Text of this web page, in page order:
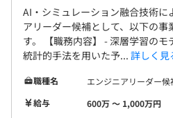
AI・シミュレーション融合技術に
アリーダー候補として、以下の事
す。 【職務内容】 - 深層学習の
統計的手法を用いた予... 詳しく見
職種名
エンジニアリーダー候
給与
600万 〜 1,000万円